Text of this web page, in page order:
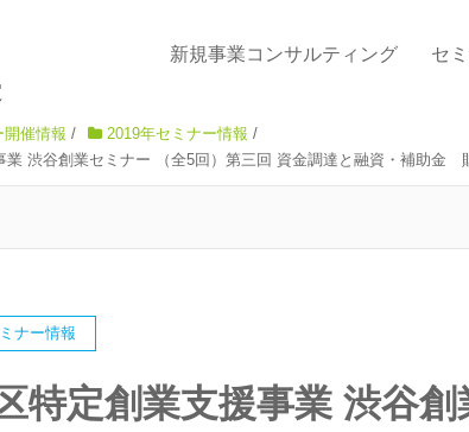
新規事業コンサルティング セ
開催情報 / 2019年セミナー情報 /
業 渋谷創業セミナー （全5回）第三回 資金調達と融資・補助金
ナー情報
特定創業支援事業 渋谷